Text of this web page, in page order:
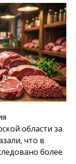
области за
что в
более